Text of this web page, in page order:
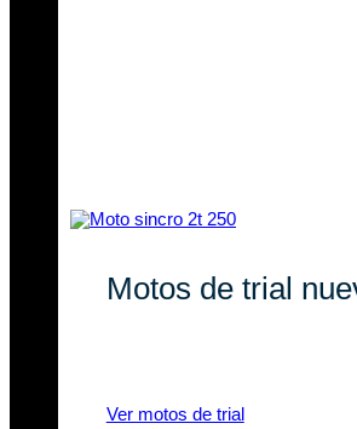
Motos de trial
Ver motos de trial